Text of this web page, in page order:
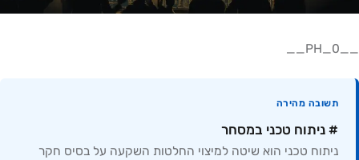
__PH_0__
תשובה מהירה
# ניתוח טכני במסחר
ניתוח טכני הוא שיטה למיצוי החלטות השקעה על בסיס חקר